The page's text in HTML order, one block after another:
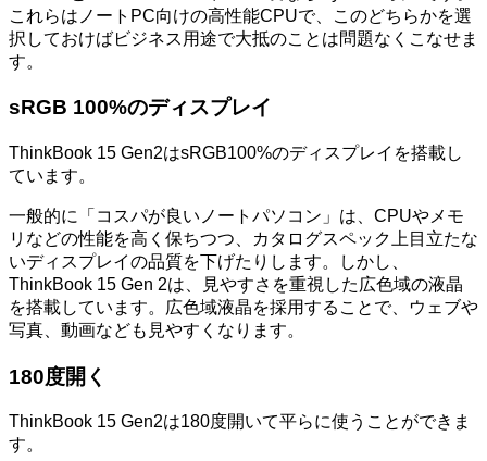
これらはノートPC向けの高性能CPUで、このどちらかを選
択しておけばビジネス用途で大抵のことは問題なくこなせま
す。
sRGB 100%のディスプレイ
ThinkBook 15 Gen2はsRGB100%のディスプレイを搭載し
ています。
一般的に「コスパが良いノートパソコン」は、CPUやメモ
リなどの性能を高く保ちつつ、カタログスペック上目立たな
いディスプレイの品質を下げたりします。しかし、
ThinkBook 15 Gen 2は、見やすさを重視した広色域の液晶
を搭載しています。広色域液晶を採用することで、ウェブや
写真、動画なども見やすくなります。
180度開く
ThinkBook 15 Gen2は180度開いて平らに使うことができま
す。